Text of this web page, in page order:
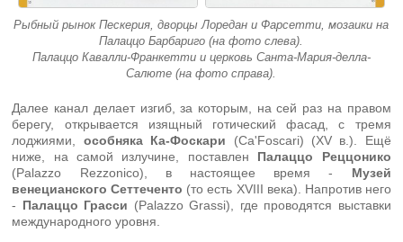
Рыбный рынок Пескерия, дворцы Лоредан и Фарсетти, мозаики на
Палаццо Барбариго (на фото слева).
Палаццо Кавалли-Франкетти и церковь Санта-Мария-делла-
Салюте (на фото справа).
Далее канал делает изгиб, за которым, на сей раз на правом
берегу, открывается изящный готический фасад, с тремя
лоджиями, особняка Ка-Фоскари (Ca'Foscari) (XV в.). Ещё
ниже, на самой излучине, поставлен Палаццо Реццонико
(Palazzo Rezzonico), в настоящее время - Музей
венецианского Сеттеченто (то есть XVIII века). Напротив него
- Палаццо Грасси (Palazzo Grassi), где проводятся выставки
международного уровня.